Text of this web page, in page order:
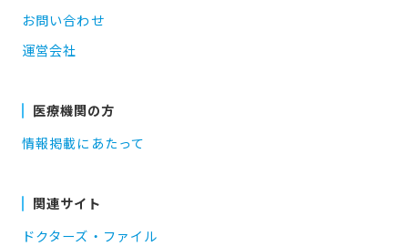
お問い合わせ
運営会社
医療機関の方
情報掲載にあたって
関連サイト
ドクターズ・ファイル